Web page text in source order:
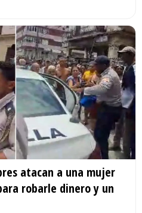
atacan a una mujer
robarle dinero y un